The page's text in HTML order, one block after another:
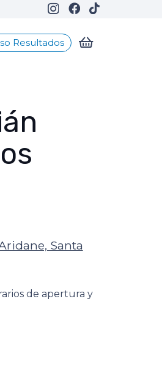
Resultados
Santa
de apertura y